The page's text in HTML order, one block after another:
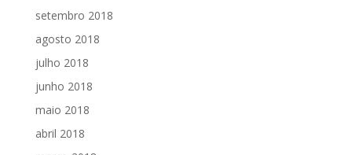
setembro 2018
agosto 2018
julho 2018
junho 2018
maio 2018
abril 2018